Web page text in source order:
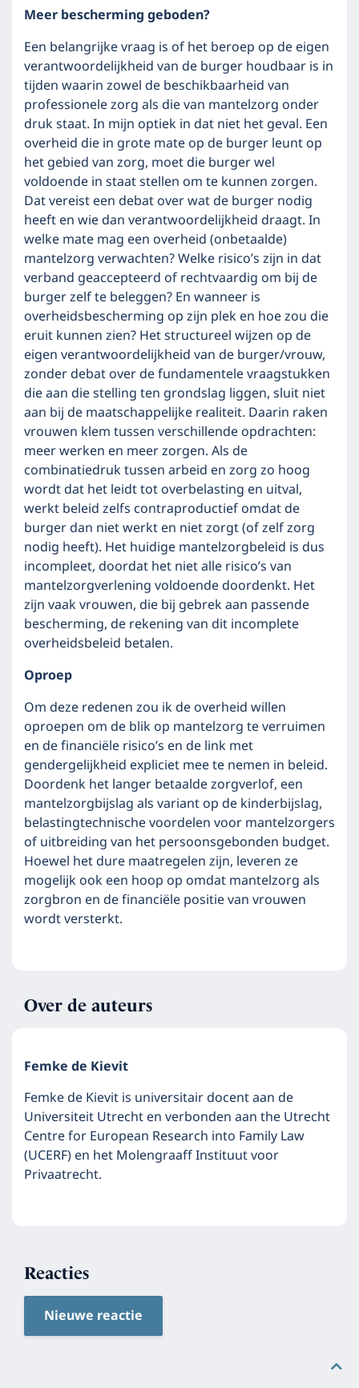
Meer bescherming geboden?
Een belangrijke vraag is of het beroep op de eigen
verantwoordelijkheid van de burger houdbaar is in
tijden waarin zowel de beschikbaarheid van
professionele zorg als die van mantelzorg onder
druk staat. In mijn optiek in dat niet het geval. Een
overheid die in grote mate op de burger leunt op
het gebied van zorg, moet die burger wel
voldoende in staat stellen om te kunnen zorgen.
Dat vereist een debat over wat de burger nodig
heeft en wie dan verantwoordelijkheid draagt. In
welke mate mag een overheid (onbetaalde)
mantelzorg verwachten? Welke risico’s zijn in dat
verband geaccepteerd of rechtvaardig om bij de
burger zelf te beleggen? En wanneer is
overheidsbescherming op zijn plek en hoe zou die
eruit kunnen zien? Het structureel wijzen op de
eigen verantwoordelijkheid van de burger/vrouw,
zonder debat over de fundamentele vraagstukken
die aan die stelling ten grondslag liggen, sluit niet
aan bij de maatschappelijke realiteit. Daarin raken
vrouwen klem tussen verschillende opdrachten:
meer werken en meer zorgen. Als de
combinatiedruk tussen arbeid en zorg zo hoog
wordt dat het leidt tot overbelasting en uitval,
werkt beleid zelfs contraproductief omdat de
burger dan niet werkt en niet zorgt (of zelf zorg
nodig heeft). Het huidige mantelzorgbeleid is dus
incompleet, doordat het niet alle risico’s van
mantelzorgverlening voldoende doordenkt. Het
zijn vaak vrouwen, die bij gebrek aan passende
bescherming, de rekening van dit incomplete
overheidsbeleid betalen.
Oproep
Om deze redenen zou ik de overheid willen
oproepen om de blik op mantelzorg te verruimen
en de financiële risico’s en de link met
gendergelijkheid expliciet mee te nemen in beleid.
Doordenk het langer betaalde zorgverlof, een
mantelzorgbijslag als variant op de kinderbijslag,
belastingtechnische voordelen voor mantelzorgers
of uitbreiding van het persoonsgebonden budget.
Hoewel het dure maatregelen zijn, leveren ze
mogelijk ook een hoop op omdat mantelzorg als
zorgbron en de financiële positie van vrouwen
wordt versterkt.
Over de auteurs
Femke de Kievit
Femke de Kievit is universitair docent aan de
Universiteit Utrecht en verbonden aan the Utrecht
Centre for European Research into Family Law
(UCERF) en het Molengraaff Instituut voor
Privaatrecht.
Reacties
Nieuwe reactie